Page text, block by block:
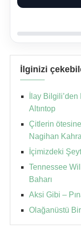
İlginizi
İlay
Altıntop
Çitlerin
Nagihan
İçimizdeki
Tennessee
Baharı
Aksi Gibi –
Olağanüstü